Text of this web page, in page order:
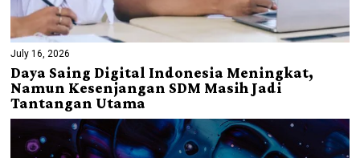
July 16, 2026
Daya Saing Digital Indonesia Meningkat,
Namun Kesenjangan SDM Masih Jadi
Tantangan Utama